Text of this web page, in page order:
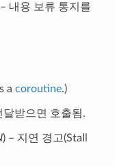
내용 보류 통지를
a coroutine.)
달받으면 호출됨.
) – 지연 경고(Stall